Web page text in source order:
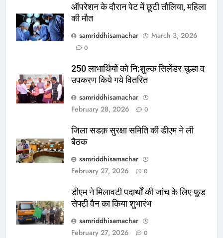
ऑपरेशन के दौरान पेट में छूटी तौलिया, महिला
की मौत
samriddhisamachar
March 3, 2026
0
250 लाभार्थियों को नि:शुल्क सिलेंडर चूल्हा व
उपकरण किये गये वितरित
samriddhisamachar
February 28, 2026
0
जिला सडक़ सुरक्षा समिति की डीएम ने ली
बैठक
samriddhisamachar
February 27, 2026
0
डीएम ने मिलावटी पदार्थों की जांच के लिए फूड
सेफ्टी वैन का किया शुभारंभ
samriddhisamachar
February 27, 2026
0